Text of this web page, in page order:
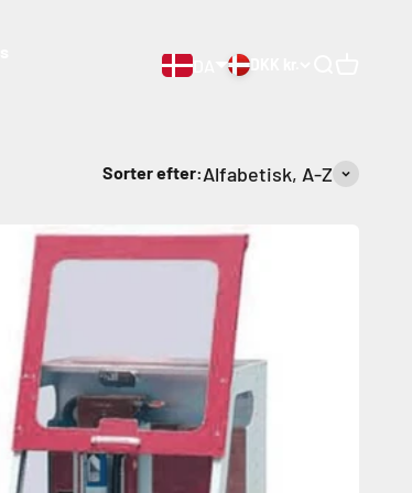
DA DKK kr.
Sorter efter:Alfabetisk, A-Z